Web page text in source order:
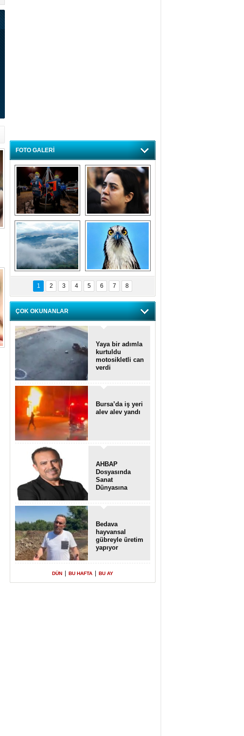
FOTO GALERİ
Bursa'da deprem
tatbikatı gerçeğini
aratmadı
Özlem ve minnetle
anıyoruz
Bursa'dan
büyüleyen
fotoğraflar
Balık Kartalı
Bursa’da
görüntülendi
1 2 3 4 5 6 7 8
ÇOK OKUNANLAR
Yaya bir adımla
kurtuldu
motosikletli can
verdi
Bursa’da iş yeri
alev alev yandı
AHBAP
Dosyasında
Sanat
Dünyasına
Transferler
Bedava
hayvansal
gübreyle üretim
yapıyor
DÜN BU HAFTA BU AY